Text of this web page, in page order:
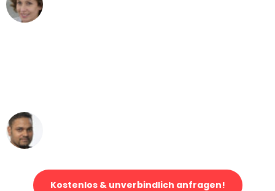
Kostenlos & unverbindlich anfragen!